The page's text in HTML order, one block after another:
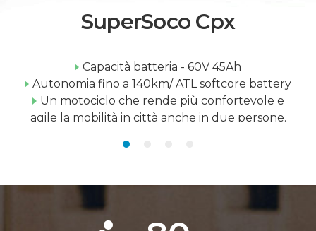
SuperSoco Cpx
Capacità batteria - 60V 45Ah
Autonomia fino a 140km/ ATL softcore battery
Un motociclo che rende più confortevole e
agile la mobilità in città anche in due persone.